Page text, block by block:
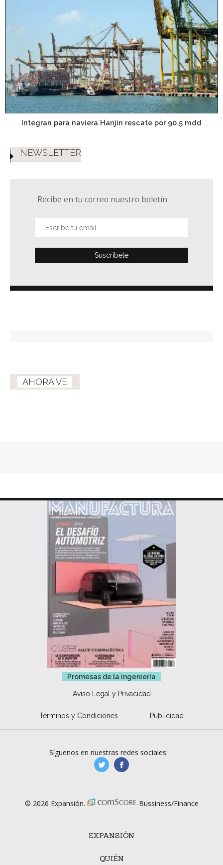
Integran para naviera Hanjin rescate por 90.5 mdd
NEWSLETTER
Recibe en tu correo nuestro boletín
AHORA VE
Promesas de la ingeniería
Aviso Legal y Privacidad
Términos y Condiciones Publicidad
EXPANSIÓN
QUIÉN
Síguenos en nuestras redes sociales:
manufacturaGE
© 2026 Expansión. Bussiness/Finance